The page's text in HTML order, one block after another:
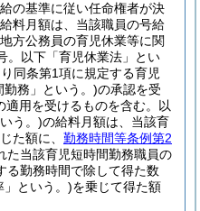
の基準に従い任命権者が決
料月額は、当該職員の号給
方公務員の育児休業等に関
。以下「育児休業法」とい
同条第1項に規定する育児
務」という。)の承認を受
適用を受けるものを含む。以
う。)の給料月額は、当該育
た額に、 勤務時間等条例第2
た当該育児短時間勤務職員の
る勤務時間で除して得た数
」という。)を乗じて得た額